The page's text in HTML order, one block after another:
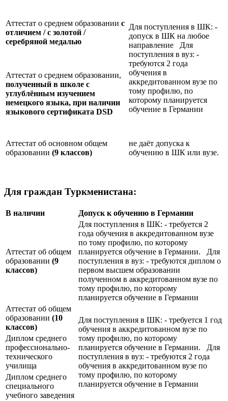
Аттестат о среднем образовании с
отличием / с золотой /
серебряной медалью
Для поступления в ШК: -
допуск в ШК на любое
направление Для
поступления в вуз: -
требуются 2 года
обучения в
аккредитованном вузе по
тому профилю, по
которому планируется
обучение в Германии
Аттестат о среднем образовании,
полученный в школе с
углублённым изучением
немецкого языка, при наличии
языкового сертификата DSD
Аттестат об основном общем
образовании (9 классов)
не даёт допуска к
обучению в ШК или вузе.
Для граждан Туркменистана:
В наличии Допуск к обучению в Германии
Аттестат об общем
образовании (9
классов)
Для поступления в ШК: - требуется 2
года обучения в аккредитованном вузе
по тому профилю, по которому
планируется обучение в Германии. Для
поступления в вуз: - требуются диплом о
первом высшем образовании
полученном в аккредитованном вузе по
тому профилю, по которому
планируется обучение в Германии
Аттестат об общем
образовании (10
классов)
Для поступления в ШК: - требуется 1 год
обучения в аккредитованном вузе по
тому профилю, по которому
планируется обучение в Германии. Для
поступления в вуз: - требуются 2 года
обучения в аккредитованном вузе по
тому профилю, по которому
планируется обучение в Германии
Диплом среднего
профессионально-
технического
училища
Диплом среднего
специального
учебного заведения